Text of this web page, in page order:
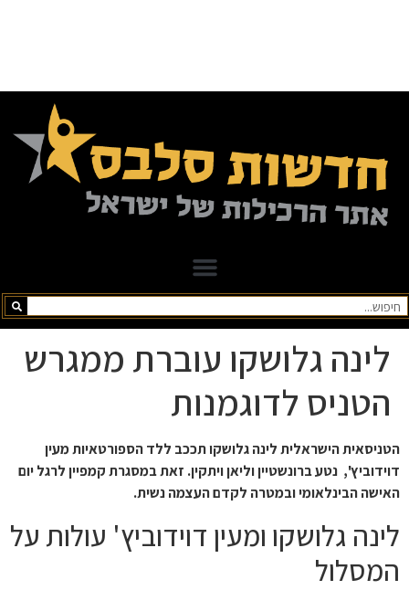
לינה גלושקו עוברת ממגרש
הטניס לדוגמנות
הטניסאית הישראלית לינה גלושקו תככב ללד הספורטאיות מעין
דוידוביץ', נטע ברונשטיין וליאן ויתקין. זאת במסגרת קמפיין לרגל יום
האישה הבינלאומי ובמטרה לקדם העצמה נשית.
לינה גלושקו ומעין דוידוביץ' עולות על
המסלול